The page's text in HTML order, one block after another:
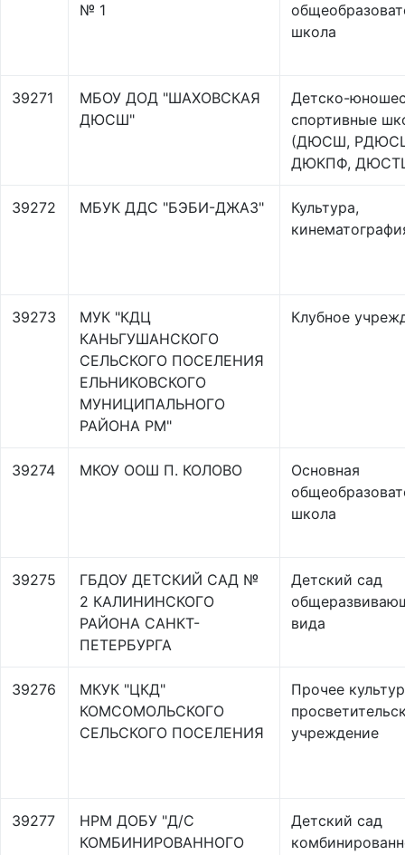
№ 1
школа
39271
МБОУ ДОД "ШАХОВСКАЯ
ДЮСШ"
Детско-
спортивные
(ДЮСШ,
ДЮКПФ,
39272 МБУК ДДС "БЭБИ-ДЖАЗ"
Культура,
39273
МУК "КДЦ
КАНЬГУШАНСКОГО
СЕЛЬСКОГО ПОСЕЛЕНИЯ
ЕЛЬНИКОВСКОГО
МУНИЦИПАЛЬНОГО
РАЙОНА РМ"
Клубное
39274 МКОУ ООШ П. КОЛОВО
Основная
школа
39275
ГБДОУ ДЕТСКИЙ САД №
2 КАЛИНИНСКОГО
РАЙОНА САНКТ-
ПЕТЕРБУРГА
Детский сад
вида
39276
МКУК "ЦКД"
КОМСОМОЛЬСКОГО
СЕЛЬСКОГО ПОСЕЛЕНИЯ
Прочее
учреждение
39277
НРМ ДОБУ "Д/С
КОМБИНИРОВАННОГО
Детский сад